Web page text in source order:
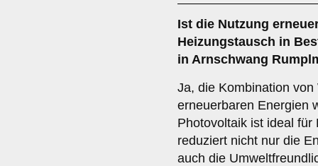
Ist die Nutzung
Heizungstausch in
in Arnschwang
Ja, die Kombination
erneuerbaren Energien
Photovoltaik ist ideal
reduziert nicht nur die
auch die